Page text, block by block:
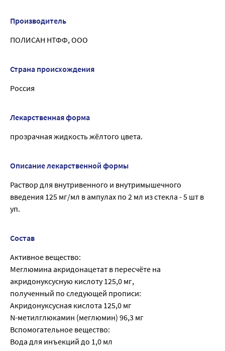
Производитель
ПОЛИСАН НТФФ, ООО
Страна происхождения
Россия
Лекарственная форма
прозрачная жидкость жёлтого цвета.
Описание лекарственной формы
Раствор для внутривенного и внутримышечного
введения 125 мг/мл в ампулах по 2 мл из стекла - 5 шт в
уп.
Состав
Активное вещество:
Меглюмина акридонацетат в пересчёте на
акридонуксусную кислоту 125,0 мг,
полученный по следующей прописи:
Акридонуксусная кислота 125,0 мг
N-метилглюкамин (меглюмин) 96,3 мг
Вспомогательное вещество:
Вода для инъекций до 1,0 мл